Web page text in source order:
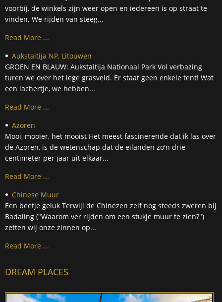
voorbij, de winkels zijn weer open en iedereen is op straat te
vinden. We rijden van steeg...
Read More ...
Aukstaitija NP, Litouwen
GROEN EN BLAUW: Aukstaitija Nationaal Park Vol verbazing
turen we over het lege grasveld. Er staat geen enkele tent! Wat
een lachertje, we hebben...
Read More ...
Azoren
Mooi, mooier, het mooist Het meest fascinerende dat ik las over
de Azoren, is de wetenschap dat de eilanden zo'n drie
centimeter per jaar uit elkaar...
Read More ...
Chinese Muur
Een beetje geluk Terwijl de Chinezen zelf nog steeds zweren bij
Badaling ("Waarom ver rijden om een stukje muur te zien?")
zetten wij onze zinnen op...
Read More ...
DREAM PLACES